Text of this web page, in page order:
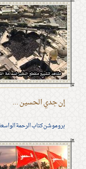
إن جدي الحسين ...
بروموشن كتاب الرحمة